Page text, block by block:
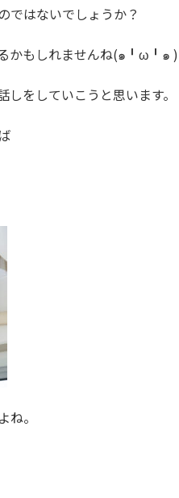
ではないでしょうか？
かもしれませんね(๑╹ω╹๑ )
をしていこうと思います。
。